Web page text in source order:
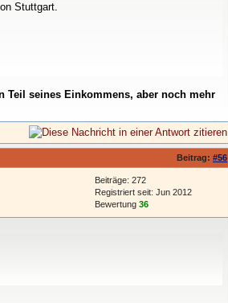
Stuttgart.
seines Einkommens, aber noch mehr
Beitrag: #56
Beiträge: 272
Registriert seit: Jun 2012
Bewertung 36